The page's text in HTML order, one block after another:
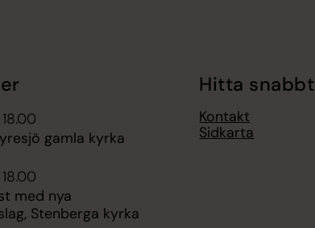
gamla kyrka
med nya
Stenberga kyrka
Hitta snabbt
Kontakt
Sidkarta